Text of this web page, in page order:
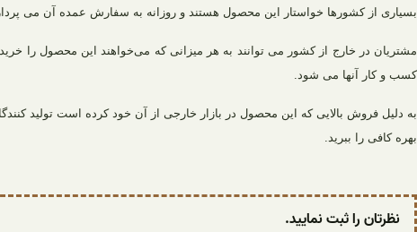
بسیاری از کشورها خواستار این محصول هستند و روزانه به سفارش عمده آن می
مشتریان در خارج از کشور می توانند به هر میزانی که می‌خواهند این محصول را
کسب و کار آنها می‌ شود.
به دلیل فروش بالایی که این محصول در بازار خارجی از آن خود کرده است تولید
بهره کافی را ببرید.
نظرتان را ثبت نمایید.